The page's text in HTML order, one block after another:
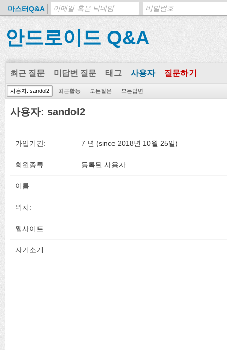
마스터Q&A
안드로이드 Q&A
최근 질문 미답변 질문 태그 사용자 질문하기
사용자: sandol2 최근활동 모든질문 모든답변
사용자: sandol2
가입기간: 7 년 (since 2018년 10월 25일)
회원종류: 등록된 사용자
이름:
위치:
웹사이트:
자기소개: